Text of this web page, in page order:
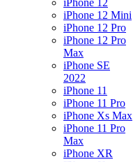
iPhone 12
iPhone 12 Mini
iPhone 12 Pro
iPhone 12 Pro
Max
iPhone SE
2022
iPhone 11
iPhone 11 Pro
iPhone Xs Max
iPhone 11 Pro
Max
iPhone XR